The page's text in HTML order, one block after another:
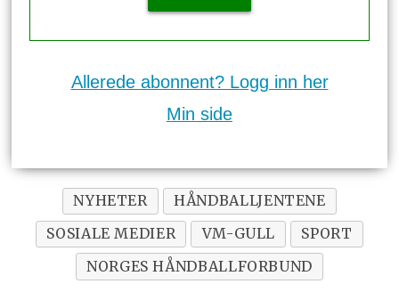
Allerede abonnent? Logg inn her
Min side
NYHETER
HÅNDBALLJENTENE
SOSIALE MEDIER
VM-GULL
SPORT
NORGES HÅNDBALLFORBUND